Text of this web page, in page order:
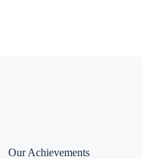
Our Achievements